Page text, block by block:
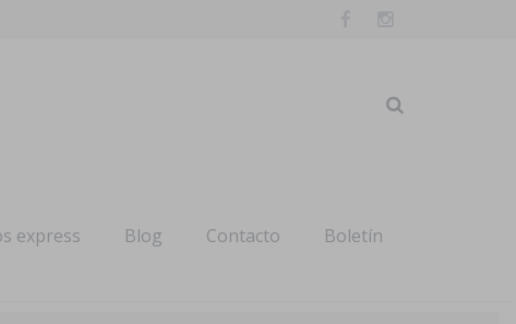
express Blog Contacto Boletín